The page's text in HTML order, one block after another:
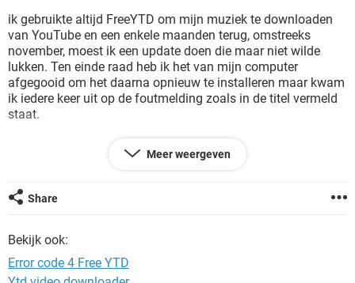
GRATIS SNAPCHAT
TIKTOK
NETFLIX CORONAVIRUS
GRATIS SNAPCHAT
TIKTOK
ik gebruikte altijd FreeYTD om mijn muziek te downloaden
van YouTube en een enkele maanden terug, omstreeks
november, moest ik een update doen die maar niet wilde
lukken. Ten einde raad heb ik het van mijn computer
afgegooid om het daarna opnieuw te installeren maar kwam
ik iedere keer uit op de foutmelding zoals in de titel vermeld
staat.
Ik dacht dat er misschien een bug in de update was die bij de
volgende update wel zou verholpen zijn maar dus blijkbaar
ingelicht met een print screen erbij van de foutmelding en die
zeiden mij dat ik een oude versie gebruikte en gaven mij een
probleem. Dus hoop ik hier op een redding...
Grtz
Meer weergeven
Share
Bekijk ook:
Error code 4 Free YTD